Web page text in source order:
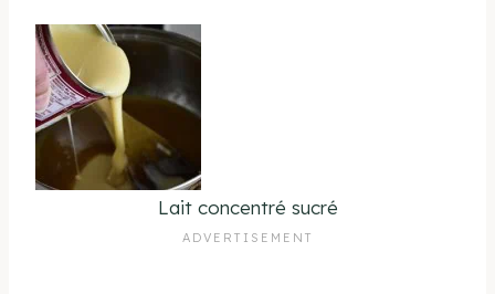
Lait concentré sucré